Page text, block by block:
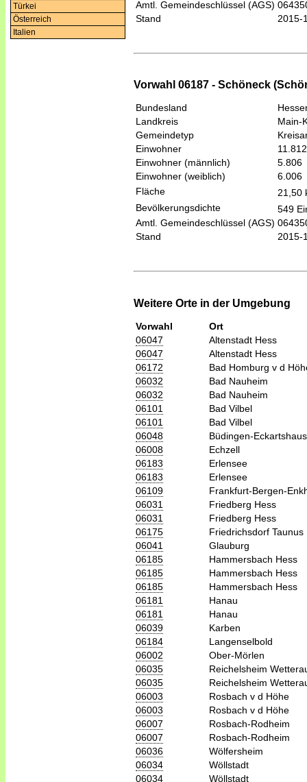
Türkei
Österreich
Italien
Amtl. Gemeindeschlüssel (AGS)
Stand
2015-
Vorwahl 06187 - Schöneck
Bundesland
Landkreis
Main-
Gemeindetyp
Einwohner
11.812
Einwohner (männlich)
5.806
Einwohner (weiblich)
6.006
Fläche
21,50
Bevölkerungsdichte
549
Amtl. Gemeindeschlüssel (AGS)
Stand
2015-
Weitere Orte in der Umgebung
Vorwahl
Ort
06047
Altenstadt Hess
06047
Altenstadt Hess
06172
Bad Homburg v d
06032
Bad Nauheim
06032
Bad Nauheim
06101
Bad Vilbel
06101
Bad Vilbel
06048
Büdingen-
06008
Echzell
06183
Erlensee
06183
Erlensee
06109
Frankfurt-Bergen-
06031
Friedberg Hess
06031
Friedberg Hess
06175
Friedrichsdorf Taunus
06041
Glauburg
06185
Hammersbach Hess
06185
Hammersbach Hess
06185
Hammersbach Hess
06181
Hanau
06181
Hanau
06039
Karben
06184
Langenselbold
06002
Ober-Mörlen
06035
Reichelsheim
06035
Reichelsheim
06003
Rosbach v d Höhe
06003
Rosbach v d Höhe
06007
Rosbach-Rodheim
06007
Rosbach-Rodheim
06036
Wölfersheim
06034
Wöllstadt
06034
Wöllstadt